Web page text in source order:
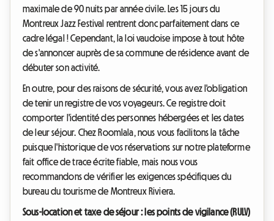
maximale de 90 nuits par année civile. Les 15 jours du
Montreux Jazz Festival rentrent donc parfaitement dans ce
cadre légal ! Cependant, la loi vaudoise impose à tout hôte
de s'annoncer auprès de sa commune de résidence avant de
débuter son activité.
En outre, pour des raisons de sécurité, vous avez l'obligation
de tenir un registre de vos voyageurs. Ce registre doit
comporter l'identité des personnes hébergées et les dates
de leur séjour. Chez Roomlala, nous vous facilitons la tâche
puisque l'historique de vos réservations sur notre plateforme
fait office de trace écrite fiable, mais nous vous
recommandons de vérifier les exigences spécifiques du
bureau du tourisme de Montreux Riviera.
Sous-location et taxe de séjour : les points de vigilance (RULV)